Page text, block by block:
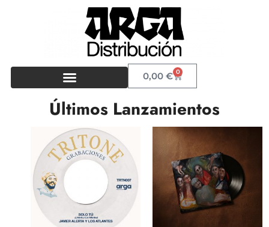
0,00€ 0
Últimos Lanzamientos